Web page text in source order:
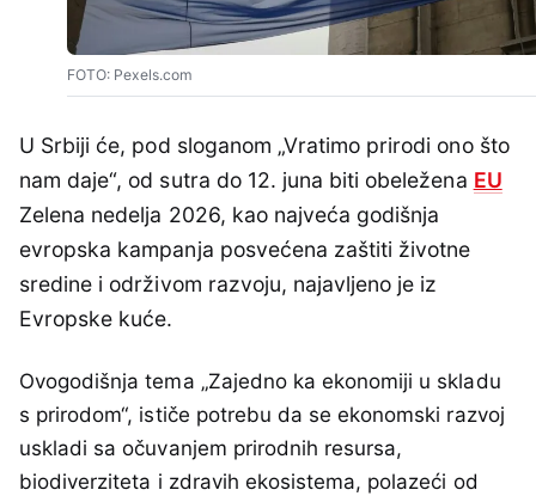
FOTO: Pexels.com
U Srbiji će, pod sloganom „Vratimo prirodi ono što
nam daje“, od sutra do 12. juna biti obeležena EU
Zelena nedelja 2026, kao najveća godišnja
evropska kampanja posvećena zaštiti životne
sredine i održivom razvoju, najavljeno je iz
Evropske kuće.
Ovogodišnja tema „Zajedno ka ekonomiji u skladu
s prirodom“, ističe potrebu da se ekonomski razvoj
uskladi sa očuvanjem prirodnih resursa,
biodiverziteta i zdravih ekosistema, polazeći od